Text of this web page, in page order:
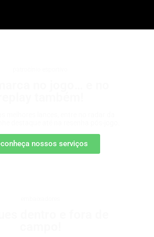
conheça nossos serviços